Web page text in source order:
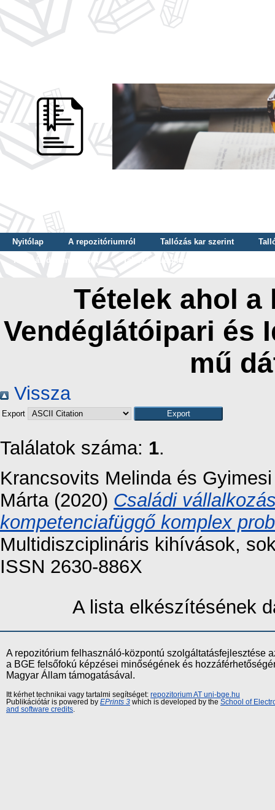
Nyitólap A repozitóriumról Tallózás kar szerint
Tallózás dátum szerint
Tallózás tudományterület szerint
Tételek ahol
Vendéglátóipari és
mű
Vissza
Export
Találatok száma: 1.
Krancsovits Melindaés
Márta(2020) Családi
kompetenciafüggő komplex
Multidiszciplináris kihívások,
ISSN 2630-886X
A lista elkészítésének
A repozitórium felhasználó-központú szolgáltatásfejlesztése
a BGE felsőfokú képzései minőségének és
Magyar Állam támogatásával.
Itt kérhet technikai vagy tartalmi segítséget: repozitorium AT uni-bge.hu
Publikációtár is powered by EPrints 3 which is developed by the School of
and software credits